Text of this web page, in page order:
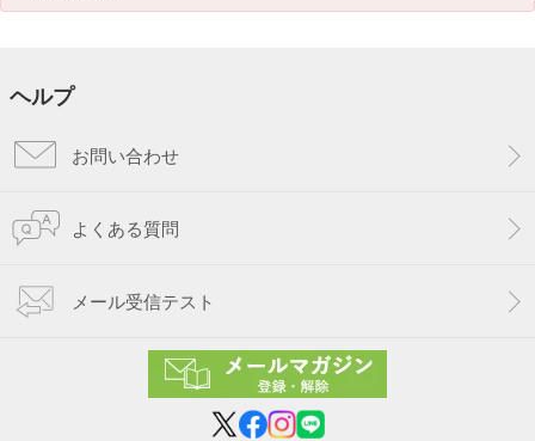
ヘルプ
お問い合わせ
よくある質問
メール受信テスト